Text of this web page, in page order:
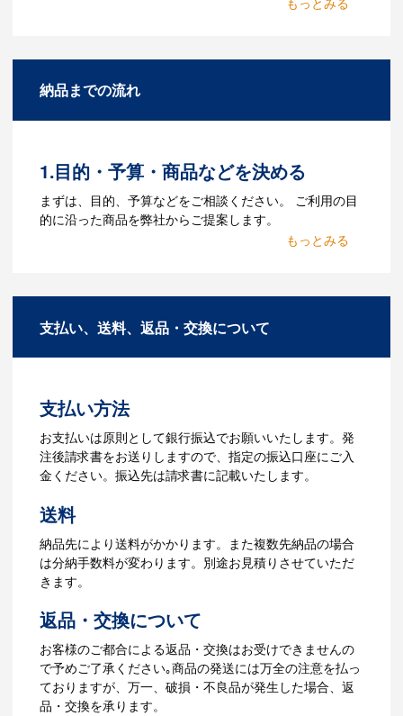
があります。Adobe illustratorのaiファイ
Q：ウェブサイトに掲載され
ていないオリジナルのノベル
タマイズが可能です。お気軽にご相談く
納品までの流れ
1.目的・予算・商品などを決める
まずは、目的、予算などをご相談ください。 ご利用の目
的に沿った商品を弊社からご提案します。
お見積を弊社からお出しします。
3.発注・データ入稿
ら、ご注文書をお送りします。
【名入れをする場合】名入れに必要なデ
ータをご入稿頂き、名入れイメージをデ
ータでご確認いただきます。
4.納品
【名入れをする場合】データのご入稿後
３週間程度で納品となります。
【名入れなしの場合】在庫がある場合、3
～5営業日程度で納品となります。
ご利用ガイドをもっとみる
支払い、送料、返品・交換について
支払い方法
お支払いは原則として銀行振込でお願いいたします。発
注後請求書をお送りしますので、指定の振込口座にご入
金ください。振込先は請求書に記載いたします。
送料
納品先により送料がかかります。また複数先納品の場合
は分納手数料が変わります。別途お見積りさせていただ
きます。
返品・交換について
お客様のご都合による返品・交換はお受けできませんの
で予めご了承ください｡商品の発送には万全の注意を払っ
ておりますが、万一、破損・不良品が発生した場合、返
品・交換を承ります。